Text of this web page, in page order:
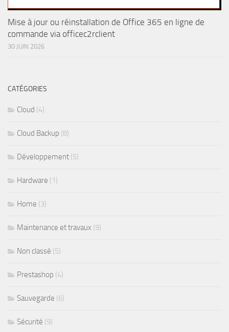
Mise à jour ou réinstallation de Office 365 en ligne de
commande via officec2rclient
30 JUIN 2026
CATÉGORIES
Cloud (4)
Cloud Backup (8)
Développement (5)
Hardware (1)
Home (3)
Maintenance et travaux (9)
Non classé (5)
Prestashop (4)
Sauvegarde (6)
Sécurité (9)